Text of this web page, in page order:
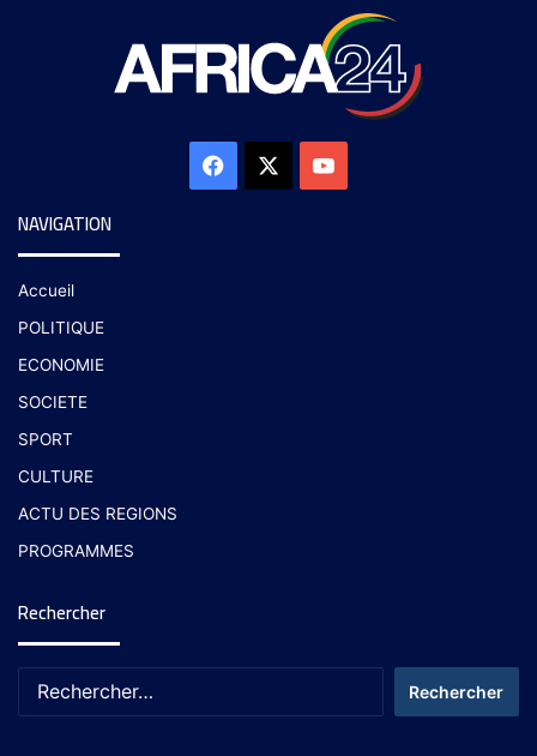
NAVIGATION
Accueil
POLITIQUE
ECONOMIE
SOCIETE
SPORT
CULTURE
ACTU DES REGIONS
PROGRAMMES
Rechercher